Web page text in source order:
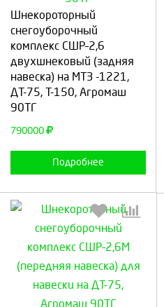
Шнекороторный
снегоуборочный
комплекс СШР–2,6
двухшнековый (задняя
навеска) на МТЗ -1221,
ДТ-75, Т-150, Агромаш
90ТГ
790000
Подробнее
Продолжить Отмена
Выберите количество: